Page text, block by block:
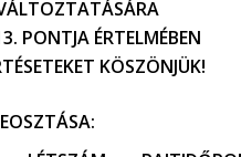
PONTJA ÉRTELMÉBEN
KÖSZÖNJÜK!